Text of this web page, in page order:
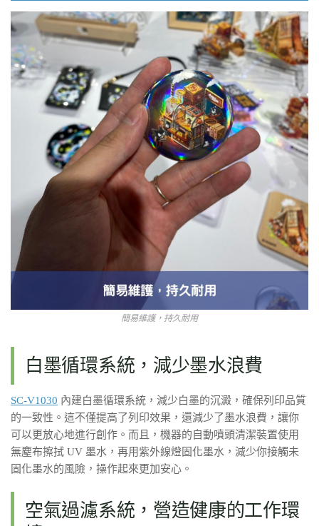
簡易維護，持久耐用
白墨循環系統，減少墨水浪費
SC-V1030 內建白墨循環系統，減少白墨的沉澱，確保列印品質
的一致性。這不僅提高了列印效果，還減少了墨水浪費，讓你
可以更放心地進行創作。而且，機器的自動噴頭清潔裝置使用
無塵布擦拭 UV 墨水，再用紫外線燈固化墨水，減少你接觸未
固化墨水的風險，操作起來更加安心。
空氣過濾系統，營造健康的工作環